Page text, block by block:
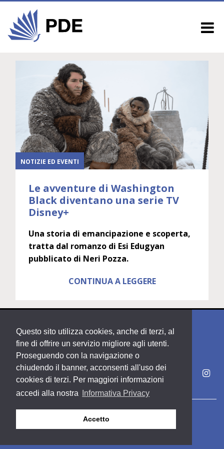
Questo sito utilizza cookies, anche di terzi, al
fine di offrire un servizio migliore agli utenti.
Proseguendo con la navigazione o
chiudendo il banner, acconsenti all'uso dei
cookies di terzi. Per maggiori informazioni
accedi alla nostra
Informativa Privacy
Accetto
NOTIZIE ED EVENTI
Le avventure di Washington
Black diventano una serie TV
Disney+
Una storia di emancipazione e scoperta,
tratta dal romanzo di Esi Edugyan
pubblicato di Neri Pozza.
CONTINUA A LEGGERE
Copyright PDE srl società del Gruppo Feltrinelli S. p. A.